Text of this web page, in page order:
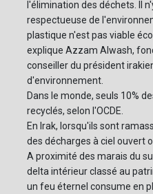
l'élimination des déchets. Il
respectueuse de
plastique n'est pas viable
explique Azzam Alwash,
conseiller du président
d'environnement.
Dans le monde, seuls 10%
recyclés, selon l'OCDE.
En Irak, lorsqu'ils sont
des décharges à ciel ouvert
A proximité des marais du
delta intérieur classé au
un feu éternel consume en